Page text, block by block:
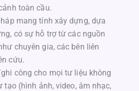
toàn cầu.
mang tính xây dựng, dựa
có sự hỗ trợ từ các nguồn
chuyên gia, các bên liên
cứu.
công cho mọi tư liệu không
tạo (hình ảnh, video, âm nhạc,